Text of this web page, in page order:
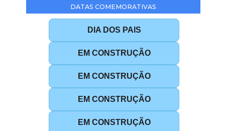
DATAS COMEMORATIVAS
DIA DOS PAIS
EM CONSTRUÇÃO
EM CONSTRUÇÃO
EM CONSTRUÇÃO
EM CONSTRUÇÃO